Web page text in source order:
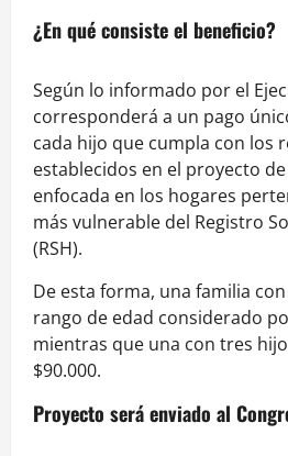
¿En qué consiste el beneficio?
Según lo informado por el
corresponderá a un pago
cada hijo que cumpla con los
establecidos en el proyecto
enfocada en los hogares
más vulnerable del Registro
(RSH).
De esta forma, una familia
rango de edad considerado
mientras que una con tres
$90.000.
Proyecto será enviado al